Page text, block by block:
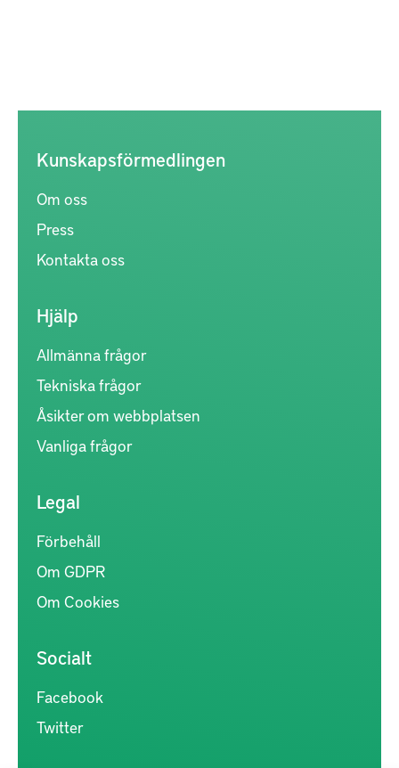
Kunskapsförmedlingen
Om oss
Press
Kontakta oss
Hjälp
Allmänna frågor
Tekniska frågor
Åsikter om webbplatsen
Vanliga frågor
Legal
Förbehåll
Om GDPR
Om Cookies
Socialt
Facebook
Twitter